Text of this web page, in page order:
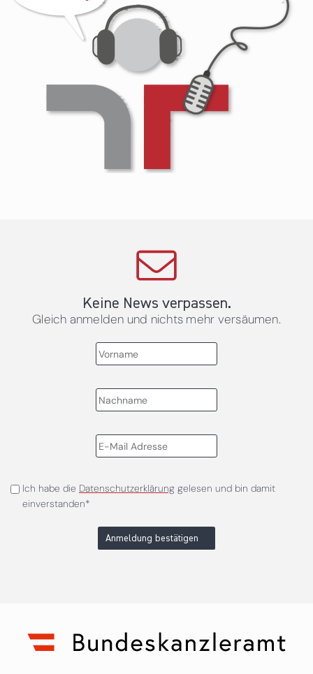
Keine News verpassen.
Gleich anmelden und nichts mehr versäumen.
Ich habe die Datenschutzerklärunggelesen und bin damit
einverstanden*
Anmeldung bestätigen